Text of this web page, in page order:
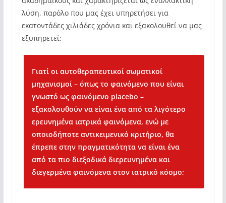
λύση, παρόλο που μας έχει υπηρετήσει για
εκατοντάδες χιλιάδες χρόνια και εξακολουθεί να μας
εξυπηρετεί;
Γιατί οι αυτοθεραπευτικοί σωματικοί
μηχανισμοί – όπως το φαινόμενο που είναι
γνωστό ως φαινόμενο placebo –
εξακολουθούν να είναι ένα από τα λιγότερο
ερευνημένα ιατρικά φαινόμενα, ενώ με
οποιοδήποτε αντικειμενικό κριτήριο, θα
έπρεπε στην πραγματικότητα να είναι ένα
από τα πιο διεξοδικά διερευνημένα και
διεγερμένα φαινόμενα στον ιατρικό κόσμο;